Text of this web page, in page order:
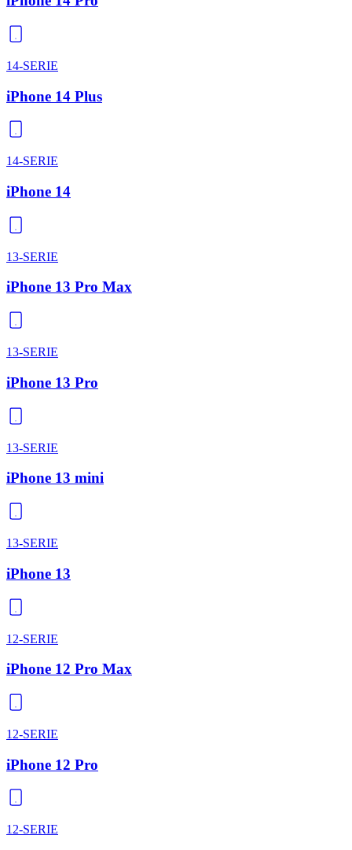
14-SERIE
iPhone 14 Plus
14-SERIE
iPhone 14
13-SERIE
iPhone 13 Pro Max
13-SERIE
iPhone 13 Pro
13-SERIE
iPhone 13 mini
13-SERIE
iPhone 13
12-SERIE
iPhone 12 Pro Max
12-SERIE
iPhone 12 Pro
12-SERIE